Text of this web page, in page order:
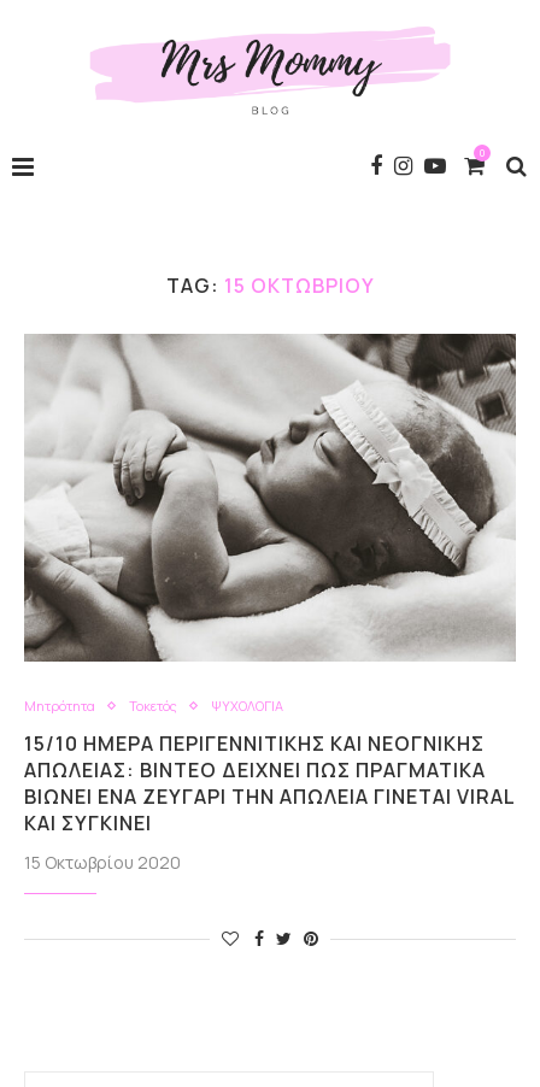
0
TAG: 15 ΟΚΤΩΒΡΊΟΥ
Μητρότητα Τοκετός ΨΥΧΟΛΟΓΙΑ
15/10 ΗΜΈΡΑ ΠΕΡΙΓΕΝΝΙΤΙΚΉΣ ΚΑΙ ΝΕΟΓΝΙΚΉΣ
ΑΠΏΛΕΙΑΣ: ΒΊΝΤΕΟ ΔΕΊΧΝΕΙ ΠΏΣ ΠΡΑΓΜΑΤΙΚΆ
ΒΙΏΝΕΙ ΈΝΑ ΖΕΥΓΆΡΙ ΤΗΝ ΑΠΏΛΕΙΑ ΓΊΝΕΤΑΙ VIRAL
ΚΑΙ ΣΥΓΚΙΝΕΊ
15 Οκτωβρίου 2020